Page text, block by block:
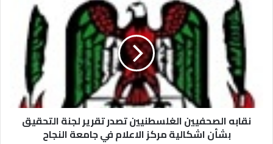
نقابه الصحفيين الغلسطنيين تصدر تقرير لجنة التحقيق
بشأن اشكالية مركز الاعلام في جامعة النجاح